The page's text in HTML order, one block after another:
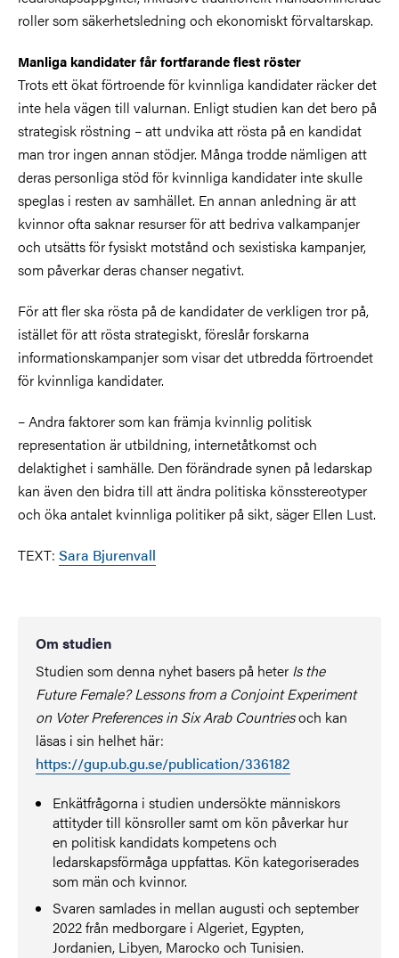
roller som säkerhetsledning och ekonomiskt förvaltarskap.
Manliga kandidater får fortfarande flest röster
Trots ett ökat förtroende för kvinnliga kandidater räcker det
inte hela vägen till valurnan. Enligt studien kan det bero på
strategisk röstning – att undvika att rösta på en kandidat
man tror ingen annan stödjer. Många trodde nämligen att
deras personliga stöd för kvinnliga kandidater inte skulle
speglas i resten av samhället. En annan anledning är att
kvinnor ofta saknar resurser för att bedriva valkampanjer
och utsätts för fysiskt motstånd och sexistiska kampanjer,
som påverkar deras chanser negativt.
För att fler ska rösta på de kandidater de verkligen tror på,
istället för att rösta strategiskt, föreslår forskarna
informationskampanjer som visar det utbredda förtroendet
för kvinnliga kandidater.
– Andra faktorer som kan främja kvinnlig politisk
representation är utbildning, internetåtkomst och
delaktighet i samhälle. Den förändrade synen på ledarskap
kan även den bidra till att ändra politiska könsstereotyper
och öka antalet kvinnliga politiker på sikt, säger Ellen Lust.
TEXT: Sara Bjurenvall
Om studien
Studien som denna nyhet basers på heter Is the
Future Female? Lessons from a Conjoint Experiment
on Voter Preferences in Six Arab Countriesoch kan
läsas i sin helhet här:
https://gup.ub.gu.se/publication/336182
Enkätfrågorna i studien undersökte människors
attityder till könsroller samt om kön påverkar hur
en politisk kandidats kompetens och
ledarskapsförmåga uppfattas. Kön kategoriserades
som män och kvinnor.
Svaren samlades in mellan augusti och september
2022 från medborgare i Algeriet, Egypten,
Jordanien, Libyen, Marocko och Tunisien.